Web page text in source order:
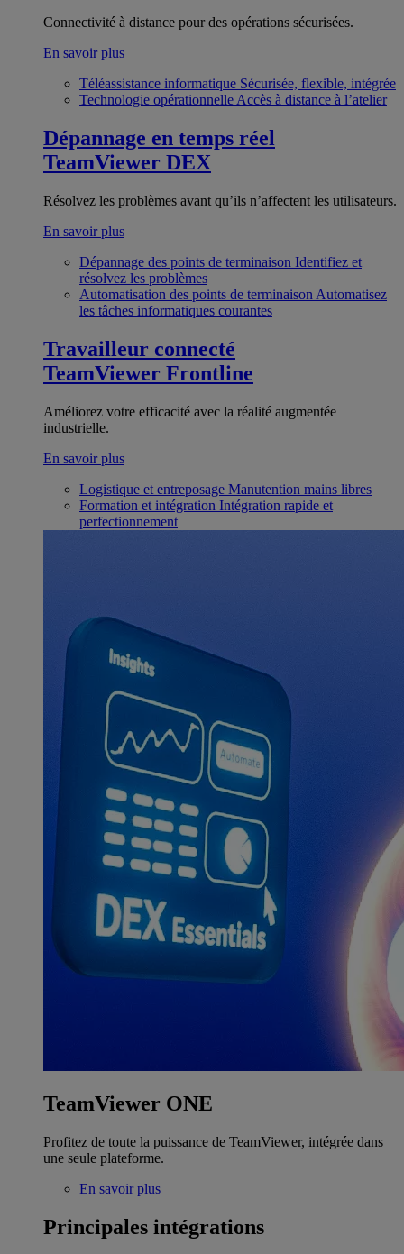
Connectivité à distance pour des opérations sécurisées.
En savoir plus
Téléassistance informatique Sécurisée, flexible, intégrée
Technologie opérationnelle Accès à distance à l’atelier
Dépannage en temps réel
TeamViewer DEX
Résolvez les problèmes avant qu’ils n’affectent les utilisateurs.
En savoir plus
Dépannage des points de terminaison Identifiez et
résolvez les problèmes
Automatisation des points de terminaison Automatisez
les tâches informatiques courantes
Travailleur connecté
TeamViewer Frontline
Améliorez votre efficacité avec la réalité augmentée
industrielle.
En savoir plus
Logistique et entreposage Manutention mains libres
Formation et intégration Intégration rapide et
perfectionnement
TeamViewer ONE
Profitez de toute la puissance de TeamViewer, intégrée dans
une seule plateforme.
En savoir plus
Principales intégrations